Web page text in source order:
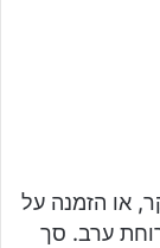
או הזמנה על
ערב. סך